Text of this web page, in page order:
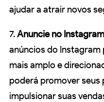
ajudar a atrair novos
7.Anuncie no
anúncios do
mais amplo e
poderá promover
impulsionar suas